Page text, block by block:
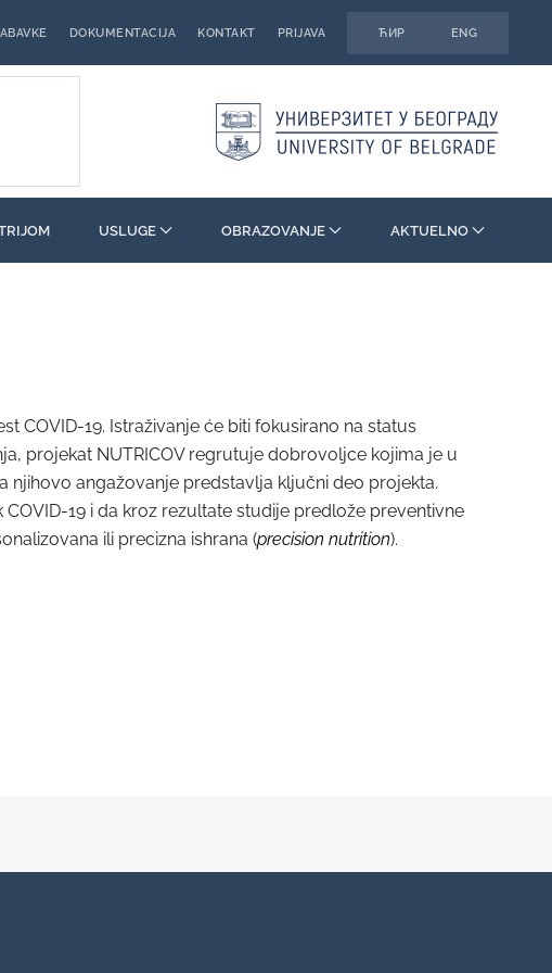
DOKUMENTACIJA KONTAKT PRIJAVA ЋИР ENG
USLUGE OBRAZOVANJE AKTUELNO
COVID-19. Istraživanje će biti fokusirano na status
projekat NUTRICOV regrutuje dobrovoljce kojima je u
njihovo angažovanje predstavlja ključni deo projekta.
19 i da kroz rezultate studije predlože preventivne
ili precizna ishrana (precision nutrition).